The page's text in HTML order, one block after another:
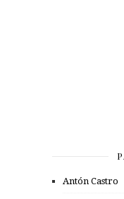
Antón Castro